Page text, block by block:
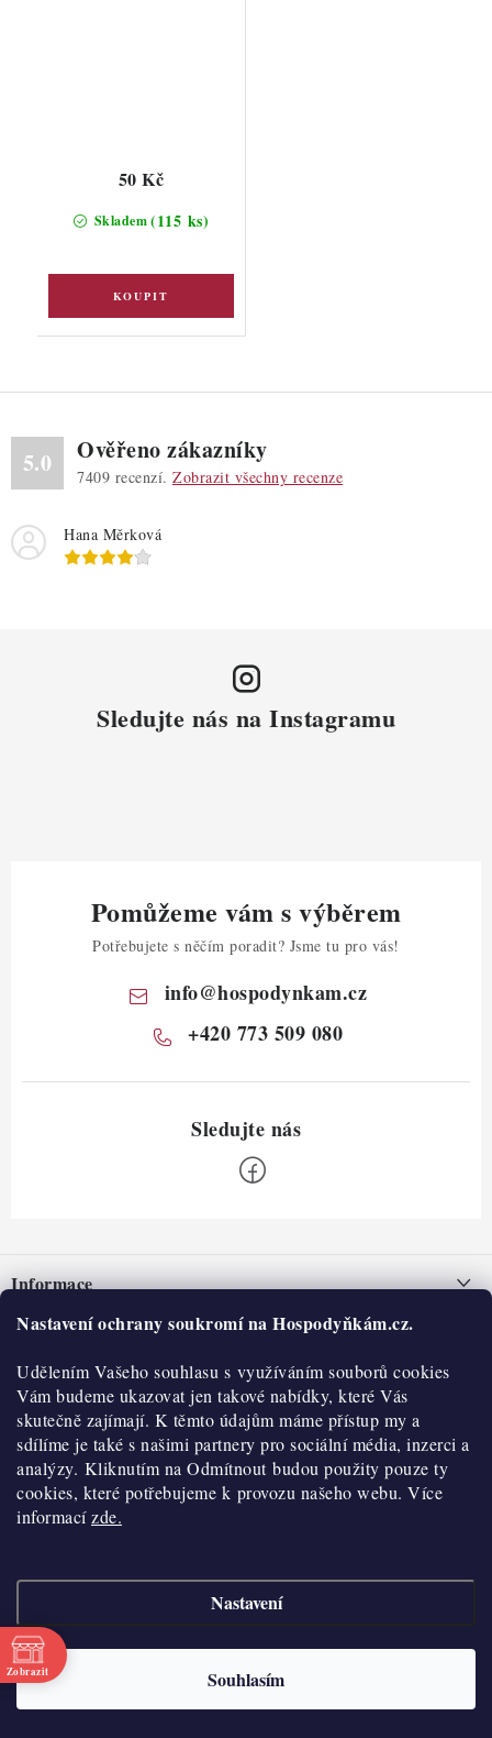
Nastavení ochrany soukromí na Hospodyňkám.cz.
Udělením Vašeho souhlasu s využíváním souborů cookies
Vám budeme ukazovat jen takové nabídky, které Vás
skutečně zajímají. K těmto údajům máme přístup my a
sdílíme je také s našimi partnery pro sociální média, inzerci a
analýzy. Kliknutím na Odmítnout budou použity pouze ty
cookies, které potřebujeme k provozu našeho webu. Více
informacízde.
Nastavení
Souhlasím
Skladem(115 ks)
50 Kč
5.0 Ověřeno zákazníky
7409 recenzí. Zobrazit všechny recenze
Hana Měrková
Sledujte nás na Instagramu
Pomůžeme vám s výběrem
Potřebujete s něčím poradit? Jsme tu pro vás!
info@hospodynkam.cz
+420 773 509 080
pInformace
Nepřevzetí zásilky na dobírku
Obchodní podmínky
Hodnocení obchodu
Blog
Moje objednávka
O nás
Historie
Kontakty
O nákupu
Reklamace a vratky
Výdejní místa
Velkoobchod
Doprava a platba
Vytvořil Shoptet
Copyright 2026
cookies
Zobrazit